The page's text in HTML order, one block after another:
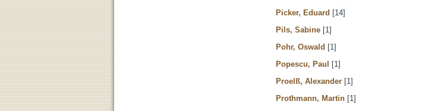
Picker, Eduard [14]
Pils, Sabine [1]
Pohr, Oswald [1]
Popescu, Paul [1]
Proelß, Alexander [1]
Prothmann, Martin [1]